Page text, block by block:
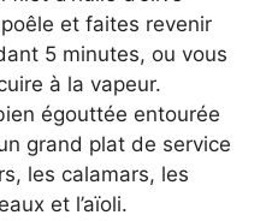
et faites revenir
5 minutes, ou vous
à la vapeur.
égouttée entourée
grand plat de service
les calamars, les
et l’aïoli.